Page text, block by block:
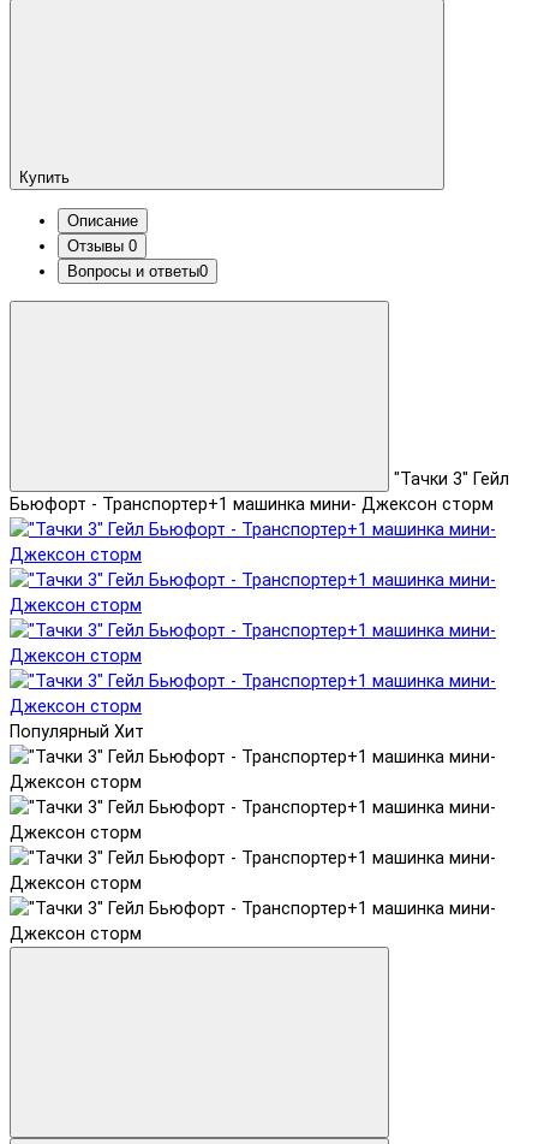
Купить
Описание
Отзывы 0
Вопросы и ответы0
"Тачки 3" Гейл
Бьюфорт - Транспортер+1 машинка мини- Джексон сторм
Популярный Хит